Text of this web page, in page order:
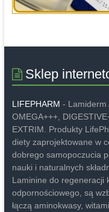
Sklep
LIFEPHARM -
OMEGA+++,
EXTRIM. Produkty
diety zaprojektowane w
dobrego samopoczucia
nauki i naturalnych
Laminine do regeneracji
odpornościowego, są
łączą aminokwasy,